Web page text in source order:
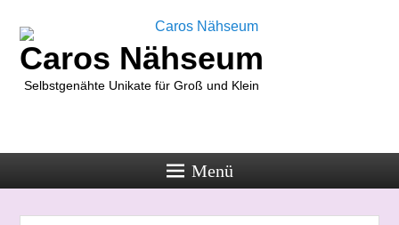
Caros Nähseum
Selbstgenähte Unikate für Groß und Klein
Menü